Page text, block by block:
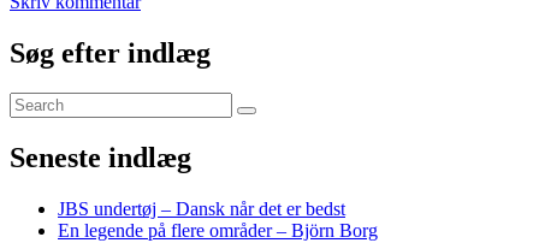
Primary
Widget
Area
Søg efter indlæg
Search
for:
Søg
Seneste indlæg
JBS undertøj – Dansk når det er bedst
En legende på flere områder – Björn Borg